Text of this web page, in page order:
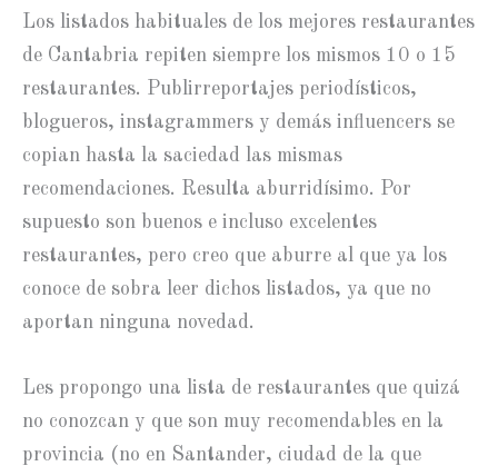
Los listados habituales de los mejores restaurantes
de Cantabria repiten siempre los mismos 10 o 15
restaurantes. Publirreportajes periodísticos,
blogueros, instagrammers y demás influencers se
copian hasta la saciedad las mismas
recomendaciones. Resulta aburridísimo. Por
supuesto son buenos e incluso excelentes
restaurantes, pero creo que aburre al que ya los
conoce de sobra leer dichos listados, ya que no
aportan ninguna novedad.
Les propongo una lista de restaurantes que quizá
no conozcan y que son muy recomendables en la
provincia (no en Santander, ciudad de la que